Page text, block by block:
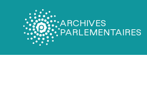
ARCHIVES
PARLEMENTAIRES